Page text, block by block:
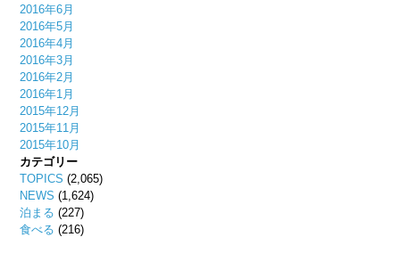
2016年6月
2016年5月
2016年4月
2016年3月
2016年2月
2016年1月
2015年12月
2015年11月
2015年10月
カテゴリー
TOPICS (2,065)
NEWS (1,624)
泊まる (227)
食べる (216)